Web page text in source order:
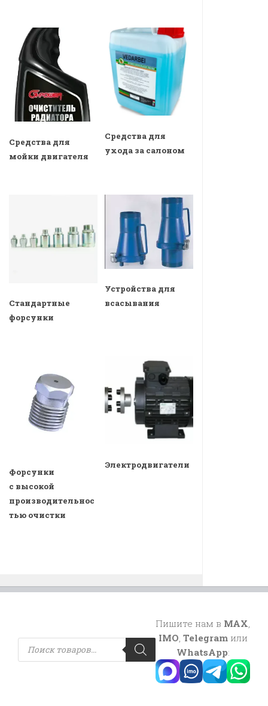
Средства для
мойки двигателя
Средства для
ухода за салоном
Стандартные
форсунки
Устройства для
всасывания
Форсунки
с высокой
производительнос
тью очистки
Электродвигатели
Поиск
товаров
Пишите нам в MAX,
IMO, Telegramили
WhatsApp: